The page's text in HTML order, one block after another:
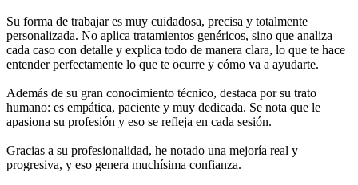
Su forma de trabajar es muy cuidadosa, precisa y totalmente
personalizada. No aplica tratamientos genéricos, sino que analiza
cada caso con detalle y explica todo de manera clara, lo que te hace
entender perfectamente lo que te ocurre y cómo va a ayudarte.
Además de su gran conocimiento técnico, destaca por su trato
humano: es empática, paciente y muy dedicada. Se nota que le
apasiona su profesión y eso se refleja en cada sesión.
Gracias a su profesionalidad, he notado una mejoría real y
progresiva, y eso genera muchísima confianza.